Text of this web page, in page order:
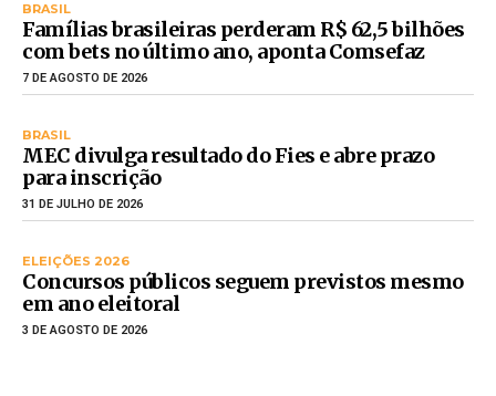
BRASIL
Famílias brasileiras perderam R$ 62,5 bilhões
com bets no último ano, aponta Comsefaz
7 DE AGOSTO DE 2026
BRASIL
MEC divulga resultado do Fies e abre prazo
para inscrição
31 DE JULHO DE 2026
ELEIÇÕES 2026
Concursos públicos seguem previstos mesmo
em ano eleitoral
3 DE AGOSTO DE 2026